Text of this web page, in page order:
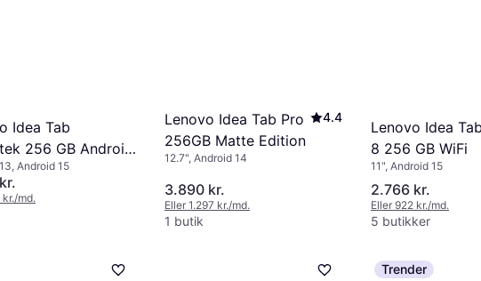
Idea Tab
256 GB Android
15
Android 15
kr./md.
Lenovo Idea Tab Pro
256GB Matte Edition
4.4
12.7", Android 14
3.890 kr.
Eller 1.297 kr./md.
1 butik
Lenovo Idea
8 256 GB WiFi
11", Android 15
2.766 kr.
Eller 922 kr./md.
5 butikker
Trender